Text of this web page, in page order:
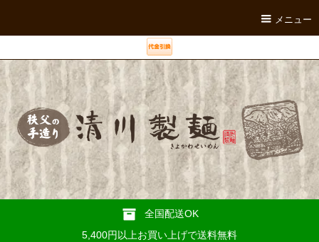
メニュー
全国配送OK
5,400円以上お買い上げで送料無料